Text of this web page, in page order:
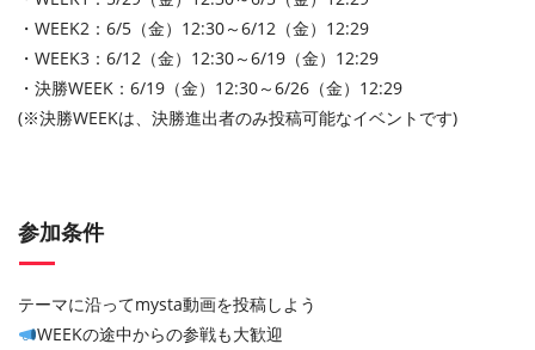
・WEEK2：6/5（金）12:30～6/12（金）12:29
・WEEK3：6/12（金）12:30～6/19（金）12:29
・決勝WEEK：6/19（金）12:30～6/26（金）12:29
(※決勝WEEKは、決勝進出者のみ投稿可能なイベントです)
参加条件
テーマに沿ってmysta動画を投稿しよう
WEEKの途中からの参戦も大歓迎